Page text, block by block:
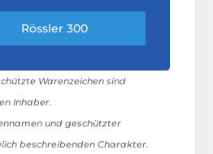
Rössler 300
Warenzeichen sind
Inhaber.
und geschützter
beschreibenden Charakter.